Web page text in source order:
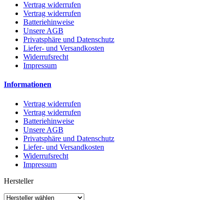
Vertrag widerrufen
Vertrag widerrufen
Batteriehinweise
Unsere AGB
Privatsphäre und Datenschutz
Liefer- und Versandkosten
Widerrufsrecht
Impressum
Informationen
Vertrag widerrufen
Vertrag widerrufen
Batteriehinweise
Unsere AGB
Privatsphäre und Datenschutz
Liefer- und Versandkosten
Widerrufsrecht
Impressum
Hersteller